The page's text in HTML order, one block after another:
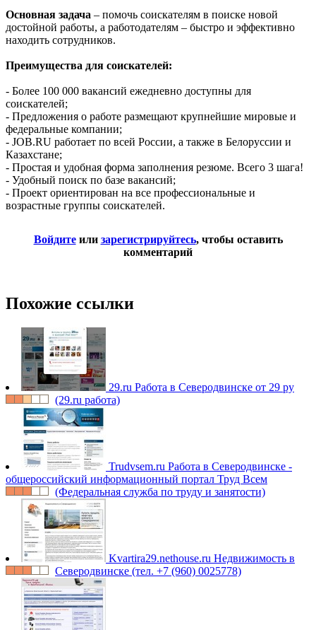
Основная задача – помочь соискателям в поиске новой
достойной работы, а работодателям – быстро и эффективно
находить сотрудников.
Преимущества для соискателей:
- Более 100 000 вакансий ежедневно доступны для
соискателей;
- Предложения о работе размещают крупнейшие мировые и
федеральные компании;
- JOB.RU работает по всей России, а также в Белоруссии и
Казахстане;
- Простая и удобная форма заполнения резюме. Всего 3 шага!
- Удобный поиск по базе вакансий;
- Проект ориентирован на все профессиональные и
возрастные группы соискателей.
Войдитеили зарегистрируйтесь, чтобы оставить
комментарий
Похожие ссылки
29.ru Работа в Северодвинске от 29 ру
(29.ru работа)
Trudvsem.ru Работа в Северодвинске -
общероссийский информационный портал Труд Всем
(Федеральная служба по труду и занятости)
Kvartira29.nethouse.ru Недвижимость в
Северодвинске (тел. +7 (960) 0025778)